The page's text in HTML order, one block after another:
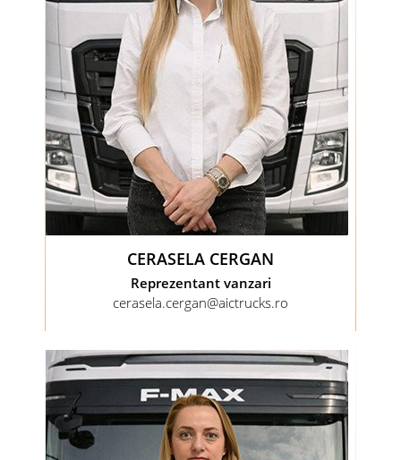
CERASELA CERGAN
Reprezentant vanzari
cerasela.cergan@aictrucks.ro